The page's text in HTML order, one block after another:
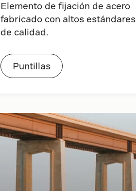
Elemento de fijación de acero
fabricado con altos estándares
de calidad.
Puntillas